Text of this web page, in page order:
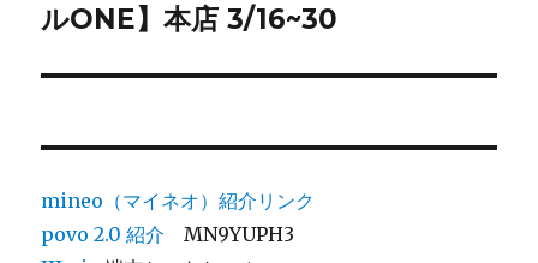
ョ
ン
の
稿:
ルONE】本店 3/16~30
mineo（マイネオ）紹介リンク
povo 2.0 紹介 MN9YUPH3